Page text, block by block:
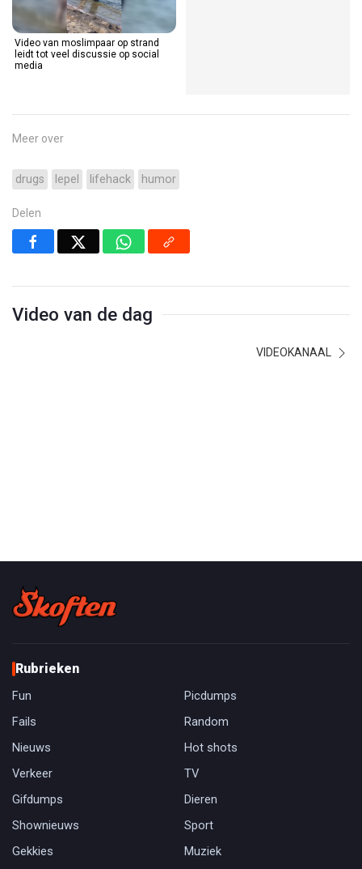
Video van moslimpaar op strand
leidt tot veel discussie op social
media
Meer over
drugs lepel lifehack humor
Delen
Video van de dag
VIDEOKANAAL
Rubrieken
Fun
Picdumps
Fails
Random
Nieuws
Hot shots
Verkeer
TV
Gifdumps
Dieren
Shownieuws
Sport
Gekkies
Muziek